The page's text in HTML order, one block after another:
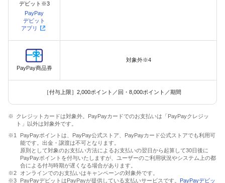
デビット※3
PayPay
デビット
アプリ
PayPay商品券
対象外※4
［付与上限］2,000ポイント／回・8,000ポイント／期間
クレジットカードは対象外。PayPayカードでのお支払いは「PayPayクレジッ
ト」以外は対象外です。
PayPayポイントは、PayPay公式ストア、PayPayカード公式ストアでも利用可
能です。出金・譲渡は不可となります。
原則として対象のお支払い方法によるお支払いの翌日から起算して30日後に
PayPayポイントを付与いたしますが、ユーザーのご利用状況やシステム上の都
合による付与時期が遅くなる場合があります。
オンラインでのお支払いはキャンペーンの対象外です。
PayPayデビットはPayPayが提供している支払いサービスです。 PayPayデビッ